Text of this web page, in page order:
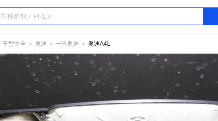
车型大全 ＞ 奥迪 ＞ 一汽奥迪 ＞ 奥迪A4L